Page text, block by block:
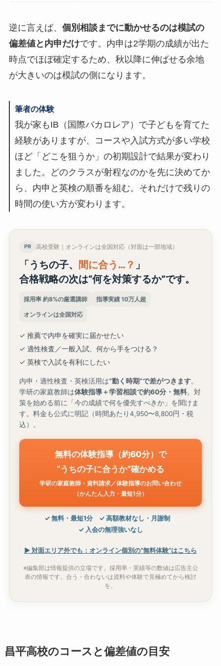
逆に言えば、 個別相談までに動かせるのは模試の
偏差値と内申だけです。内申は2学期の成績が出た
時点でほぼ確定するため、秋以降に伸ばせる余地
が大きいのは模試の側になります。
筆者の体験
我が家もIB（国際バカロレア）で子どもを育てた
経験がありますが、コースや入試方式が多い学校
ほど「どこを狙うか」の初期設計で結果が変わり
ました。どのクラスが射程なのかを先に決めてか
ら、内申と英検の順番を組む。それだけで残りの
時間の使い方が変わります。
PR 高校受験｜オンラインは全国対応（対面は一部地域）
「うちの子、 間に合う…？ 」
合格戦略の次は“何を対策するか”です。
採用率 約8%の厳選講師 指導実績 10万人超
オンラインは全国対応
✓ 推薦で内申を確実に届かせたい
✓ 適性検査／一般入試、何から手をつける？
✓ 英検で入試を有利にしたい
内申・適性検査・英検活用は“動く時期”で差がつきます。
学研の家庭教師は体験指導＋学習相談で約60分・無料。対
策を始める前に「今の成績で何を優先すべきか」を聞けま
す。料金も公式に明記（時間あたり4,950〜8,800円・税
込）。
無料の体験指導（約60分）で
“うちの子に合うか”確かめる
学研の家庭教師・ 資料請求／体験指導のお問い合わせ
（かんたん入力・最短1分）
✓ 無料・最短1分
✓ 高額教材なし・月謝制
✓ 入会の無理強いなし
▶ 対面エリア外でも： オンライン個別の“無料体験”はこちら
※編集部は情報提供の立場です。採用率・実績等の数値は広告主公
表の情報です。合う・合わないは資料や体験で見極めてから検討
を。
昌平高校のコースと偏差値の目安